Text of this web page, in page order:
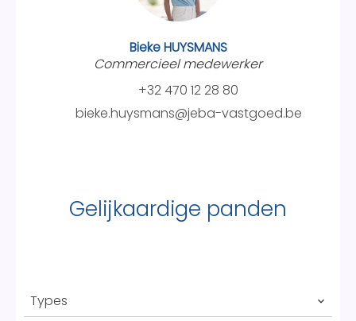
Bieke HUYSMANS
Commercieel medewerker
+32 470 12 28 80
bieke.huysmans@jeba-vastgoed.be
Gelijkaardige panden
Types